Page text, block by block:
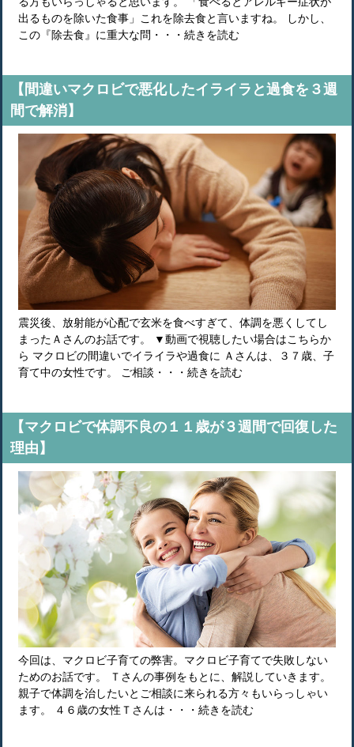
出るものを除いた食事」これを除去食と言いますね。 しかし、
この『除去食』に重大な問・・・続きを読む
【間違いマクロビで悪化したイライラと過食を３週
間で解消】
震災後、放射能が心配で玄米を食べすぎて、体調を悪くしてし
まったＡさんのお話です。 ▼動画で視聴したい場合はこちらか
ら マクロビの間違いでイライラや過食に Ａさんは、３７歳、子
育て中の女性です。 ご相談・・・続きを読む
【マクロビで体調不良の１１歳が３週間で回復した
理由】
今回は、マクロビ子育ての弊害。マクロビ子育てで失敗しない
ためのお話です。 Ｔさんの事例をもとに、解説していきます。
親子で体調を治したいとご相談に来られる方々もいらっしゃい
ます。 ４６歳の女性Ｔさんは・・・続きを読む